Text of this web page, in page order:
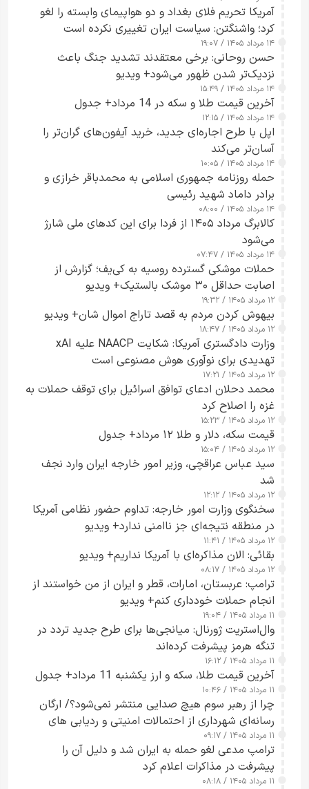
آمریکا تحریم فلای بغداد و دو هواپیمای وابسته را لغو
کرد؛ واشنگتن: سیاست ایران تغییری نکرده است
۱۴ مرداد ۱۴۰۵ / ۱۹:۰۷
حسن روحانی: برخی معتقدند تشدید جنگ باعث
نزدیک‌تر شدن ظهور می‌شود+ ویدیو
۱۴ مرداد ۱۴۰۵ / ۱۵:۴۹
آخرین قیمت طلا و سکه در 14 مرداد+ جدول
۱۴ مرداد ۱۴۰۵ / ۱۲:۱۵
اپل با طرح اجاره‌ای جدید، خرید آیفون‌های گران‌تر را
آسان‌تر می‌کند
۱۴ مرداد ۱۴۰۵ / ۱۰:۰۵
حمله روزنامه جمهوری اسلامی به محمدباقر خرازی و
برادر داماد شهید رئیسی
۱۴ مرداد ۱۴۰۵ / ۰۸:۰۰
کالابرگ مرداد ۱۴۰۵ از فردا برای این کدهای ملی شارژ
می‌شود
۱۴ مرداد ۱۴۰۵ / ۰۷:۴۷
حملات موشکی گسترده روسیه به کی‌یف؛ گزارش از
اصابت حداقل ۳۰ موشک بالستیک+ ویدیو
۱۲ مرداد ۱۴۰۵ / ۱۹:۳۲
بیهوش کردن مردم به قصد تاراج اموال شان+ ویدیو
۱۲ مرداد ۱۴۰۵ / ۱۸:۴۷
وزارت دادگستری آمریکا: شکایت NAACP علیه xAI
تهدیدی برای نوآوری هوش مصنوعی است
۱۲ مرداد ۱۴۰۵ / ۱۷:۲۱
محمد دحلان ادعای توافق اسرائیل برای توقف حملات به
غزه را اصلاح کرد
۱۲ مرداد ۱۴۰۵ / ۱۵:۲۳
قیمت سکه، دلار و طلا ۱۲ مرداد+ جدول
۱۲ مرداد ۱۴۰۵ / ۱۵:۰۴
سید عباس عراقچی، وزیر امور خارجه ایران وارد نجف
شد
۱۲ مرداد ۱۴۰۵ / ۱۲:۱۲
سخنگوی وزارت امور خارجه: تداوم حضور نظامی آمریکا
در منطقه نتیجه‌ای جز ناامنی ندارد+ ویدیو
۱۲ مرداد ۱۴۰۵ / ۱۱:۴۱
بقائی: الان مذاکره‌ای با آمریکا نداریم+ ویدیو
۱۲ مرداد ۱۴۰۵ / ۰۸:۱۷
ترامپ: عربستان، امارات، قطر و ایران از من خواستند از
انجام حملات خودداری کنم+ ویدیو
۱۱ مرداد ۱۴۰۵ / ۱۹:۰۴
وال‌استریت ژورنال: میانجی‌ها برای طرح جدید تردد در
تنگه هرمز پیشرفت کرده‌اند
۱۱ مرداد ۱۴۰۵ / ۱۶:۱۲
آخرین قیمت طلا، سکه و ارز یکشنبه 11 مرداد+ جدول
۱۱ مرداد ۱۴۰۵ / ۱۰:۴۶
چرا از رهبر سوم هیچ صدایی منتشر نمی‌شود؟/ ارگان
رسانه‌ای شهرداری از احتمالات امنیتی و ردیابی های
جاسوسی گفت
۱۱ مرداد ۱۴۰۵ / ۰۹:۱۷
ترامپ مدعی لغو حمله به ایران شد و دلیل آن را
پیشرفت در مذاکرات اعلام کرد
۱۱ مرداد ۱۴۰۵ / ۰۸:۱۸